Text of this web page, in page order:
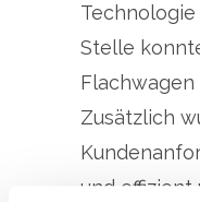
Technologie
Stelle
Zusätzlich
und effizient